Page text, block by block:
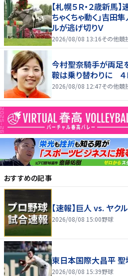
【札幌５Ｒ・２歳新馬
ちゃくちゃ動く」吉田
ルが逃げ切りＶ
2026/08/08 13:16その他競
今村聖奈騎手が両足
鞍は乗り替わりに
2026/08/08 12:47その他競
おすすめの記事
【速報】巨人 vs. ヤク
2026/08/08 15:00野球
東日本国際大昌平 聖
2026/08/08 15:39野球